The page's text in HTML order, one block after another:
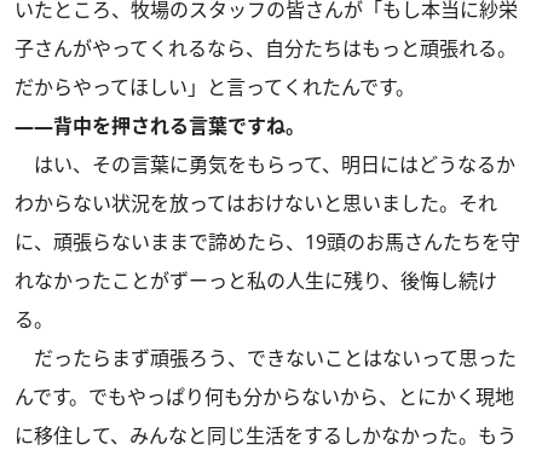
いたところ、牧場のスタッフの皆さんが「もし本当に紗栄
子さんがやってくれるなら、自分たちはもっと頑張れる。
だからやってほしい」と言ってくれたんです。
――背中を押される言葉ですね。
はい、その言葉に勇気をもらって、明日にはどうなるか
わからない状況を放ってはおけないと思いました。それ
に、頑張らないままで諦めたら、19頭のお馬さんたちを守
れなかったことがずーっと私の人生に残り、後悔し続け
る。
だったらまず頑張ろう、できないことはないって思った
んです。でもやっぱり何も分からないから、とにかく現地
に移住して、みんなと同じ生活をするしかなかった。もう